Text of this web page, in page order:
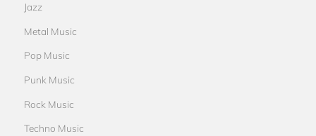
Jazz
Metal Music
Pop Music
Punk Music
Rock Music
Techno Music